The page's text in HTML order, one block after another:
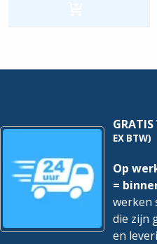
hoeveelheid
GRATIS
EX BTW)
Op
=
werken
die zijn
en